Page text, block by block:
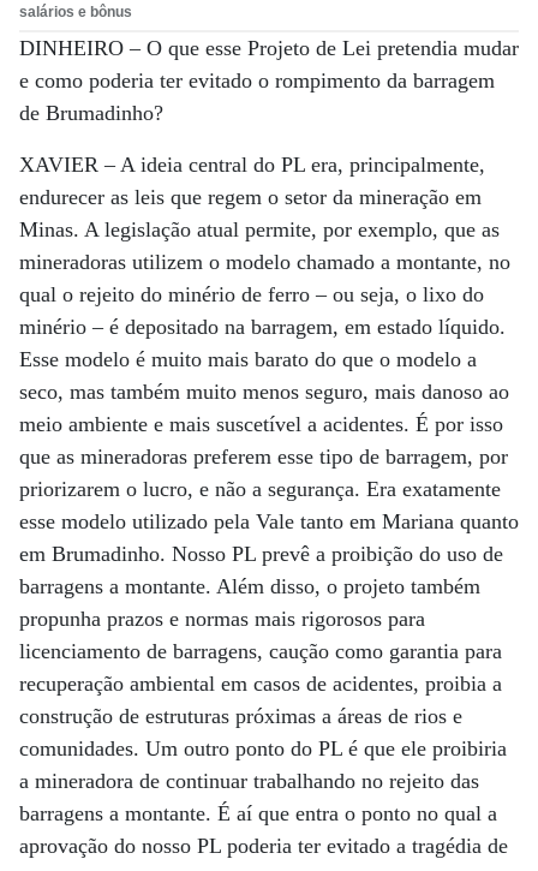
salários e bônus
DINHEIRO –O que esse Projeto de Lei pretendia mudar
e como poderia ter evitado o rompimento da barragem
de Brumadinho?
XAVIER –A ideia central do PL era, principalmente,
endurecer as leis que regem o setor da mineração em
Minas. A legislação atual permite, por exemplo, que as
mineradoras utilizem o modelo chamado a montante, no
qual o rejeito do minério de ferro – ou seja, o lixo do
minério – é depositado na barragem, em estado líquido.
Esse modelo é muito mais barato do que o modelo a
seco, mas também muito menos seguro, mais danoso ao
meio ambiente e mais suscetível a acidentes. É por isso
que as mineradoras preferem esse tipo de barragem, por
priorizarem o lucro, e não a segurança. Era exatamente
esse modelo utilizado pela Vale tanto em Mariana quanto
em Brumadinho. Nosso PL prevê a proibição do uso de
barragens a montante. Além disso, o projeto também
propunha prazos e normas mais rigorosos para
licenciamento de barragens, caução como garantia para
recuperação ambiental em casos de acidentes, proibia a
construção de estruturas próximas a áreas de rios e
comunidades. Um outro ponto do PL é que ele proibiria
a mineradora de continuar trabalhando no rejeito das
barragens a montante. É aí que entra o ponto no qual a
aprovação do nosso PL poderia ter evitado a tragédia de